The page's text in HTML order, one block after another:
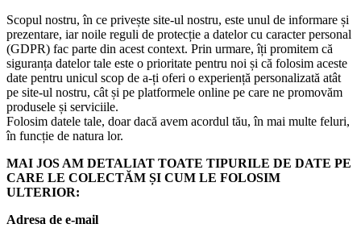
Scopul nostru, în ce privește site-ul nostru, este unul de informare și
prezentare, iar noile reguli de protecție a datelor cu caracter personal
(GDPR) fac parte din acest context. Prin urmare, îți promitem că
siguranța datelor tale este o prioritate pentru noi și că folosim aceste
date pentru unicul scop de a-ți oferi o experiență personalizată atât
pe site-ul nostru, cât și pe platformele online pe care ne promovăm
produsele și serviciile.
Folosim datele tale, doar dacă avem acordul tău, în mai multe feluri,
în funcție de natura lor.
MAI JOS AM DETALIAT TOATE TIPURILE DE DATE PE
CARE LE COLECTĂM ȘI CUM LE FOLOSIM
ULTERIOR:
Adresa de e-mail